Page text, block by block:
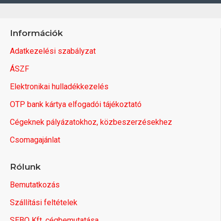
Információk
Adatkezelési szabályzat
ÁSZF
Elektronikai hulladékkezelés
OTP bank kártya elfogadói tájékoztató
Cégeknek pályázatokhoz, közbeszerzésekhez
Csomagajánlat
Rólunk
Bemutatkozás
Szállítási feltételek